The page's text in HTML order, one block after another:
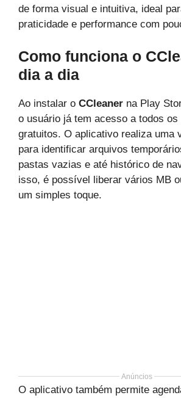
de forma visual e intuitiva, ideal
praticidade e performance com
Como funciona o
dia a dia
Ao instalar o CCleaner na Play
o usuário já tem acesso a todos os
gratuitos. O aplicativo realiza uma
para identificar arquivos
pastas vazias e até histórico de
isso, é possível liberar vários MB
um simples toque.
Anúncios
O aplicativo também permite